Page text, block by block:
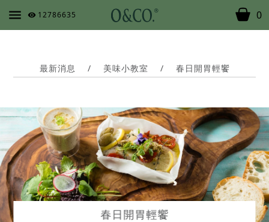
12786635 0
最新消息 / 美味小教室 / 春日開胃輕饗
春日開胃輕饗